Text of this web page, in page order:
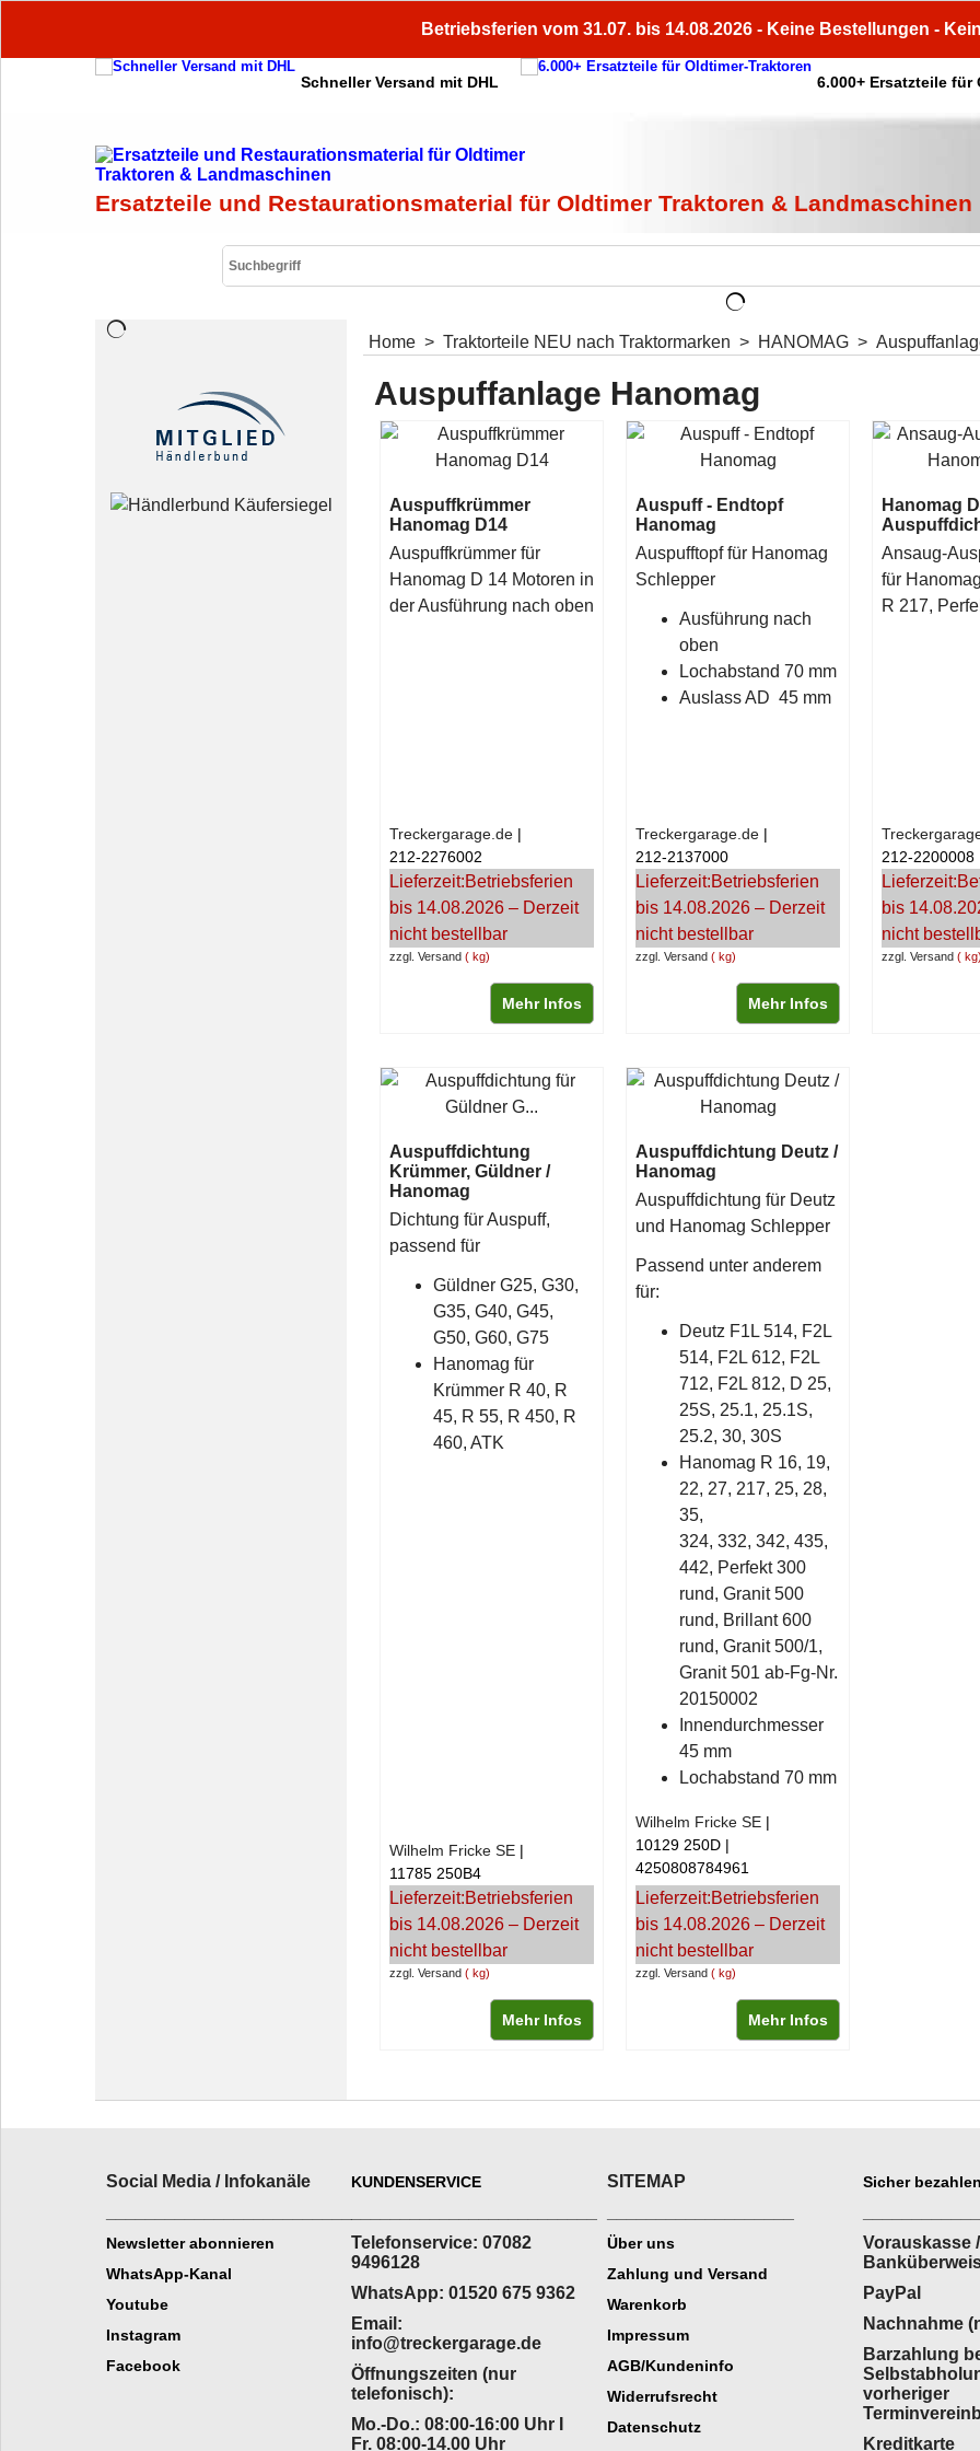
Betriebsferien vom 31.07. bis 14.08.2026 - Keine Bestellungen -
Schneller Versand mit DHL 6.000+ Ersatzteile für
Ersatzteile und Restaurationsmaterial für Oldtimer Traktoren & Landmaschinen
Home > Traktorteile NEU nach Traktormarken > HANOMAG >
Auspuffanlage Hanomag
Auspuffkrümmer
Hanomag D14
Auspuffkrümmer für
Hanomag D 14 Motoren in
der Ausführung nach oben
zzgl. Versand kg
Treckergarage.de
212-2276002
Lieferzeit:Betriebsferien
bis 14.08.2026 – Derzeit
nicht bestellbar
Mehr Infos
Auspuff - Endtopf
Hanomag
Auspufftopf für Hanomag
Schlepper
Ausführung nach
oben
Lochabstand 70 mm
Auslass AD 45 mm
zzgl. Versand kg
Treckergarage.de
212-2137000
Lieferzeit:Betriebsferien
bis 14.08.2026 – Derzeit
nicht bestellbar
Mehr Infos
Hanomag
Ansaug-
für
R 217,
zzgl. Versand kg
212-2200008
Lieferzeit:
bis
nicht
Auspuffdichtung
Krümmer, Güldner /
Hanomag
Dichtung für Auspuff,
passend für
Güldner G25, G30,
G35, G40, G45,
G50, G60, G75
Hanomag für
Krümmer R 40, R
45, R 55, R 450, R
460, ATK
zzgl. Versand kg
Wilhelm Fricke SE
11785 250B4
Lieferzeit:Betriebsferien
bis 14.08.2026 – Derzeit
nicht bestellbar
Mehr Infos
Auspuffdichtung Deutz /
Hanomag
Auspuffdichtung für Deutz
und Hanomag Schlepper
Passend unter anderem
für:
Deutz F1L 514, F2L
514, F2L 612, F2L
712, F2L 812, D 25,
25S, 25.1, 25.1S,
25.2, 30, 30S
Hanomag R 16, 19,
22, 27, 217, 25, 28,
35,
324, 332, 342, 435,
442, Perfekt 300
rund, Granit 500
rund, Brillant 600
rund, Granit 500/1,
Granit 501 ab-Fg-Nr.
20150002
Innendurchmesser
45 mm
Lochabstand 70 mm
zzgl. Versand kg
Wilhelm Fricke SE
10129 250D
4250808784961
Lieferzeit:Betriebsferien
bis 14.08.2026 – Derzeit
nicht bestellbar
Mehr Infos
Social Media / Infokanäle
Newsletter abonnieren
WhatsApp-Kanal
Youtube
Instagram
Facebook
KUNDENSERVICE
Telefonservice: 07082
9496128
WhatsApp: 01520 675 9362
Email:
info@treckergarage.de
Öffnungszeiten (nur
telefonisch):
Mo.-Do.: 08:00-16:00 Uhr I
Fr. 08:00-14.00 Uhr
SITEMAP
Über uns
Zahlung und Versand
Warenkorb
Impressum
AGB/Kundeninfo
Widerrufsrecht
Datenschutz
Sicher
Vorauskasse /
PayPal
Nachnahme
Barzahlung
vorheriger
Kreditkarte